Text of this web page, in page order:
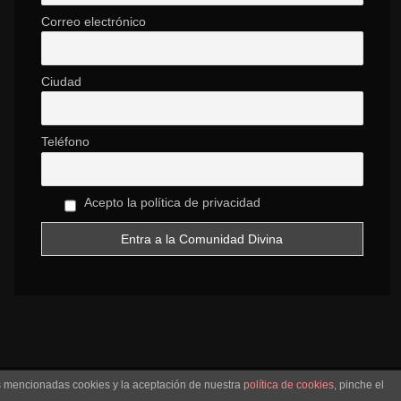
Correo electrónico
Ciudad
Teléfono
Acepto la política de privacidad
SOBRE NOSOTROS CONCIERTOS CONTACTO
cookies y la aceptación de nuestra política de cookies, pinche el